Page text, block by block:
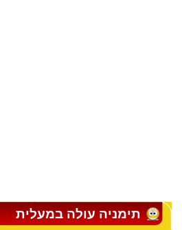
תימניה עולה במעלית